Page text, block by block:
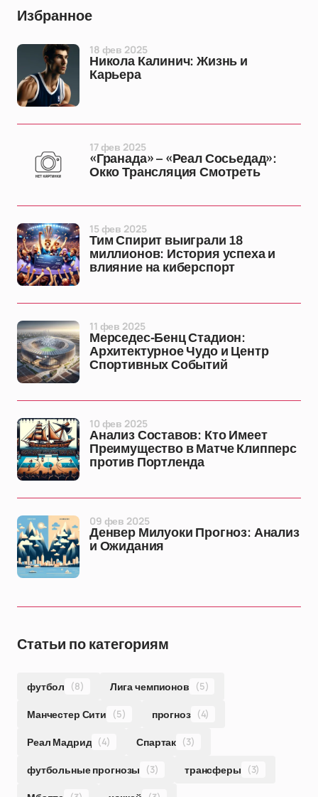
Избранное
Никола Калинич: Жизнь и
Карьера
18 фев 2025
«Гранада» – «Реал Сосьедад»:
Окко Трансляция Смотреть
17 фев 2025
Тим Спирит выиграли 18
миллионов: История успеха и
влияние на киберспорт
15 фев 2025
Мерседес-Бенц Стадион:
Архитектурное Чудо и Центр
Спортивных Событий
11 фев 2025
Анализ Составов: Кто Имеет
Преимущество в Матче Клипперс
против Портленда
10 фев 2025
Денвер Милуоки Прогноз: Анализ
и Ожидания
09 фев 2025
Статьи по категориям
футбол (8) Лига чемпионов (5)
Манчестер Сити (5) прогноз (4)
Реал Мадрид (4) Спартак (3)
футбольные прогнозы (3) трансферы (3)